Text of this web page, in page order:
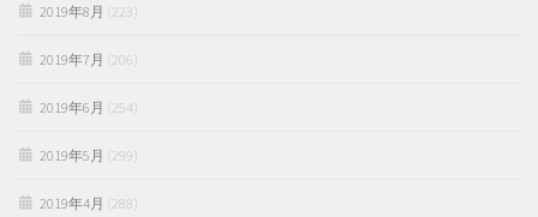
2019年8月 (223)
2019年7月 (206)
2019年6月 (254)
2019年5月 (299)
2019年4月 (288)